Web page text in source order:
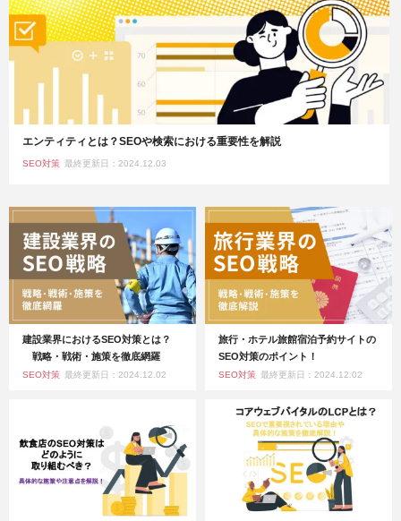
エンティティとは？SEOや検索における重要性を解説
SEO対策 最終更新日：2024.12.03
建設業界におけるSEO対策とは？
戦略・戦術・施策を徹底網羅
SEO対策 最終更新日：2024.12.02
旅行・ホテル旅館宿泊予約サイトの
SEO対策のポイント！
SEO対策 最終更新日：2024.12.02